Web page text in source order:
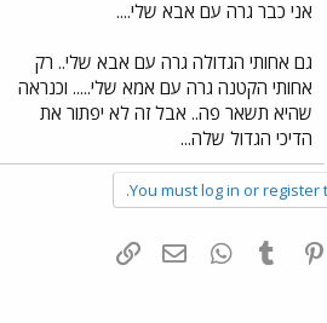
אני כבר גרה עם אבא שלי....
גם אחותי הגדולה גרה עם אבא שלי.. רק
אחותי הקטנה גרה עם אמא שלי..... וכנראה
שהיא תשאר פה.. אבל זה לא יפתור את
הדיכי הגדול שלה...
You must log in or register
Pinterest
Tumblr
WhatsAppדואר אלקטרוני